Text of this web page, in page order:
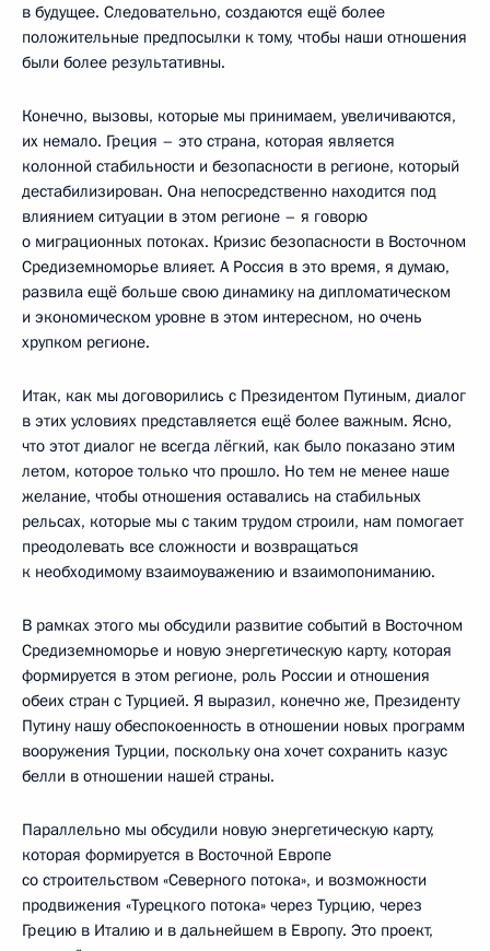
в будущее. Следовательно, создаются ещё более
положительные предпосылки к тому, чтобы наши отношения
были более результативны.
Конечно, вызовы, которые мы принимаем, увеличиваются,
их немало. Греция – это страна, которая является
колонной стабильности и безопасности в регионе, который
дестабилизирован. Она непосредственно находится под
влиянием ситуации в этом регионе – я говорю
о миграционных потоках. Кризис безопасности в Восточном
Средиземноморье влияет. А Россия в это время, я думаю,
развила ещё больше свою динамику на дипломатическом
и экономическом уровне в этом интересном, но очень
хрупком регионе.
Итак, как мы договорились с Президентом Путиным, диалог
в этих условиях представляется ещё более важным. Ясно,
что этот диалог не всегда лёгкий, как было показано этим
летом, которое только что прошло. Но тем не менее наше
желание, чтобы отношения оставались на стабильных
рельсах, которые мы с таким трудом строили, нам помогает
преодолевать все сложности и возвращаться
к необходимому взаимоуважению и взаимопониманию.
В рамках этого мы обсудили развитие событий в Восточном
Средиземноморье и новую энергетическую карту, которая
формируется в этом регионе, роль России и отношения
обеих стран с Турцией. Я выразил, конечно же, Президенту
Путину нашу обеспокоенность в отношении новых программ
вооружения Турции, поскольку она хочет сохранить казус
белли в отношении нашей страны.
Параллельно мы обсудили новую энергетическую карту,
которая формируется в Восточной Европе
со строительством «Северного потока», и возможности
продвижения «Турецкого потока» через Турцию, через
Грецию в Италию и в дальнейшем в Европу. Это проект,